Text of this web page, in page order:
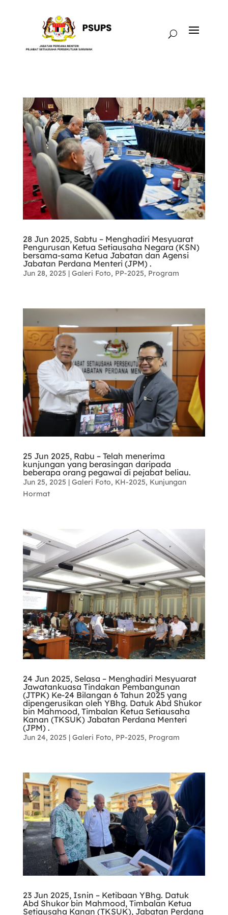
28 Jun 2025, Sabtu – Menghadiri Mesyuarat
Pengurusan Ketua Setiausaha Negara (KSN)
bersama-sama Ketua Jabatan dan Agensi
Jabatan Perdana Menteri (JPM) .
Jun 28, 2025 | Galeri Foto, PP-2025, Program
25 Jun 2025, Rabu – Telah menerima
kunjungan yang berasingan daripada
beberapa orang pegawai di pejabat beliau.
Jun 25, 2025 | Galeri Foto, KH-2025, Kunjungan
Hormat
24 Jun 2025, Selasa – Menghadiri Mesyuarat
Jawatankuasa Tindakan Pembangunan
(JTPK) Ke-24 Bilangan 6 Tahun 2025 yang
dipengerusikan oleh YBhg. Datuk Abd Shukor
bin Mahmood, Timbalan Ketua Setiausaha
Kanan (TKSUK) Jabatan Perdana Menteri
(JPM) .
Jun 24, 2025 | Galeri Foto, PP-2025, Program
23 Jun 2025, Isnin – Ketibaan YBhg. Datuk
Abd Shukor bin Mahmood, Timbalan Ketua
Setiausaha Kanan (TKSUK), Jabatan Perdana